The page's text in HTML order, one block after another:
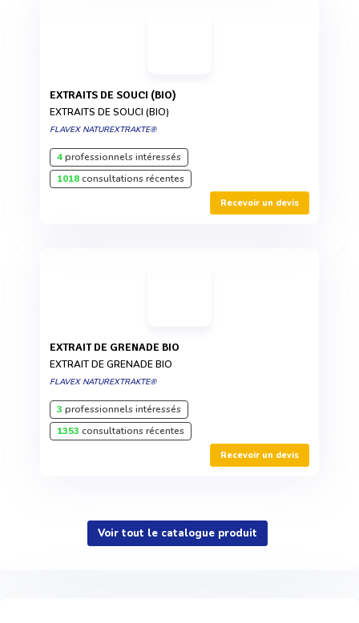
EXTRAITS DE SOUCI (BIO)
EXTRAITS DE SOUCI (BIO)
FLAVEX NATUREXTRAKTE®
4professionnels intéressés
1018consultations récentes
Recevoir un devis
EXTRAIT DE GRENADE BIO
EXTRAIT DE GRENADE BIO
FLAVEX NATUREXTRAKTE®
3 professionnels intéressés
1353 consultations récentes
Recevoir un devis
Voir tout le catalogue produit